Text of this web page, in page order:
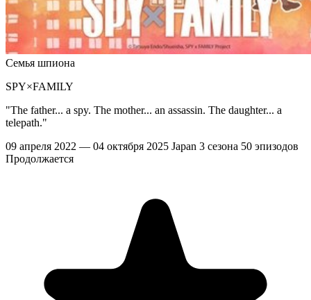
Семья шпиона
SPY×FAMILY
"The father... a spy. The mother... an assassin. The daughter... a
telepath."
09 апреля 2022 — 04 октября 2025 Japan 3 сезона 50 эпизодов
Продолжается